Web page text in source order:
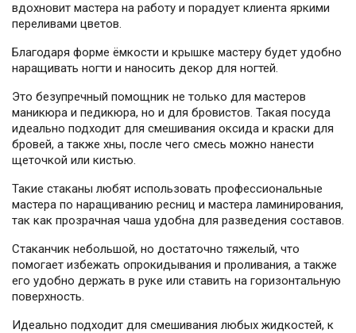
вдохновит мастера на работу и порадует клиента яркими
переливами цветов.
Благодаря форме ёмкости и крышке мастеру будет удобно
наращивать ногти и наносить декор для ногтей.
Это безупречный помощник не только для мастеров
маникюра и педикюра, но и для бровистов. Такая посуда
идеально подходит для смешивания оксида и краски для
бровей, а также хны, после чего смесь можно нанести
щеточкой или кистью.
Такие стаканы любят использовать профессиональные
мастера по наращиванию ресниц и мастера ламинирования,
так как прозрачная чаша удобна для разведения составов.
Стаканчик небольшой, но достаточно тяжелый, что
помогает избежать опрокидывания и проливания, а также
его удобно держать в руке или ставить на горизонтальную
поверхность.
Идеально подходит для смешивания любых жидкостей, к